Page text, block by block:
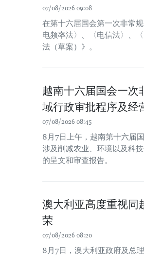
07/08/2026 09:08
在第十六届国会第一次非常
电频率法〉、〈电信法〉、
法（草案）》。
越南十六届国会一次
域行政审批程序及经
07/08/2026 08:45
8月7日上午，越南第十六届
涉及削减农业、环境以及科
的呈文和审查报告。
澳大利亚高度重视同
荣
07/08/2026 08:20
8月7日，澳大利亚政府及总